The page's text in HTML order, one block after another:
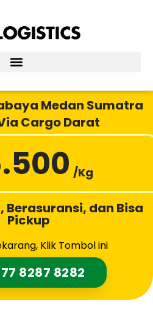
Medan Sumatra
Cargo Darat
/Kg
Berasuransi, dan Bisa
Pickup
Klik Tombol ini
8287 8282